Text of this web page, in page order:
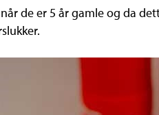
de er 5 år gamle og da